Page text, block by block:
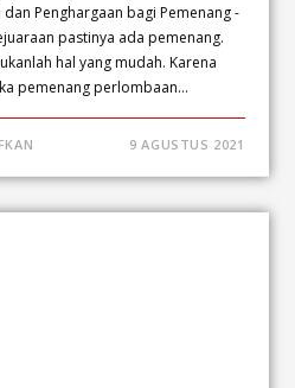
Penghargaan bagi Pemenang -
pastinya ada pemenang.
hal yang mudah. Karena
pemenang perlombaan…
9 AGUSTUS 2021